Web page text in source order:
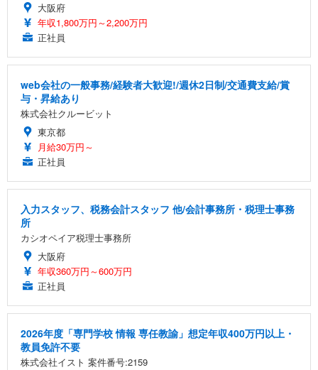
大阪府
年収1,800万円～2,200万円
正社員
web会社の一般事務/経験者大歓迎!/週休2日制/交通費支給/賞
与・昇給あり
株式会社クルービット
東京都
月給30万円～
正社員
入力スタッフ、税務会計スタッフ 他/会計事務所・税理士事務
所
カシオペイア税理士事務所
大阪府
年収360万円～600万円
正社員
2026年度「専門学校 情報 専任教諭」想定年収400万円以上・
教員免許不要
株式会社イスト 案件番号:2159